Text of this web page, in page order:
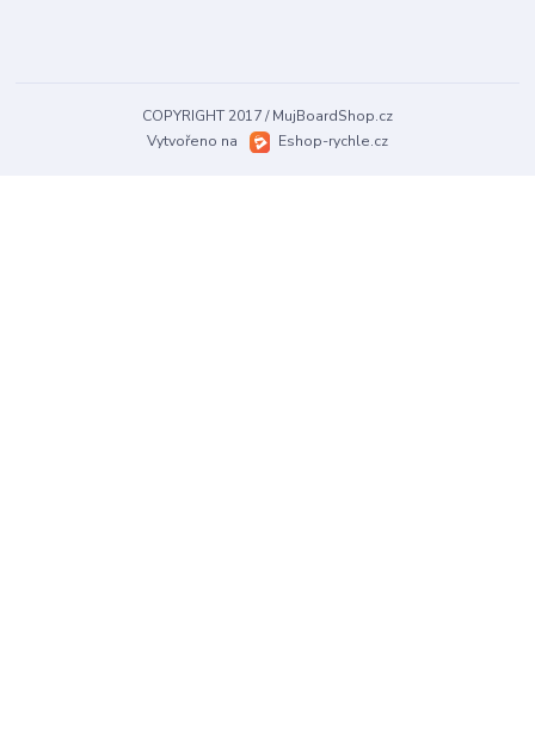
COPYRIGHT 2017 / MujBoardShop.cz
Vytvořeno na
Eshop-rychle.cz